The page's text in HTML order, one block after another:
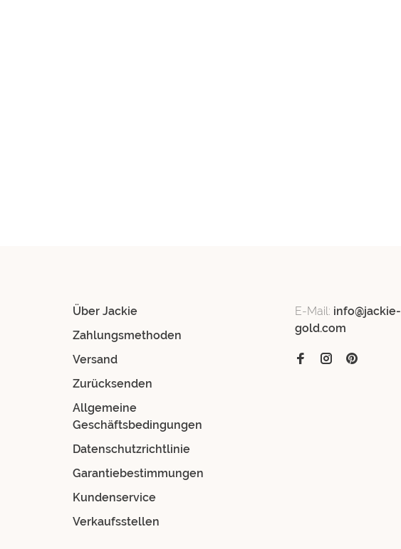
Über Jackie
Zahlungsmethoden
Versand
Zurücksenden
Allgemeine
Geschäftsbedingungen
Datenschutzrichtlinie
Garantiebestimmungen
Kundenservice
Verkaufsstellen
E-Mail: info@jackie-
gold.com